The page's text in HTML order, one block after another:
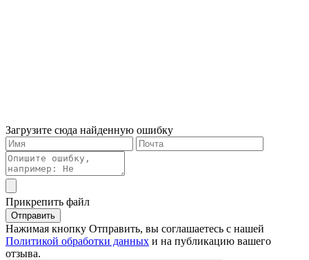
Загрузите сюда найденную ошибку
Прикрепить файл
Отправить
Нажимая кнопку Отправить, вы соглашаетесь с нашей
Политикой обработки данных и на публикацию вашего
отзыва.